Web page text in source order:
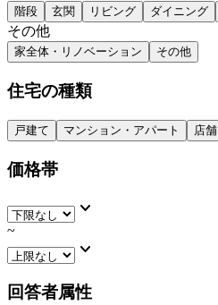
階段 玄関 リビング ダイニング
その他
家全体・リノベーション その他
住宅の種類
戸建て マンション・アパート 店舗
価格帯
keyboard_arrow_down
~
keyboard_arrow_down
回答者属性